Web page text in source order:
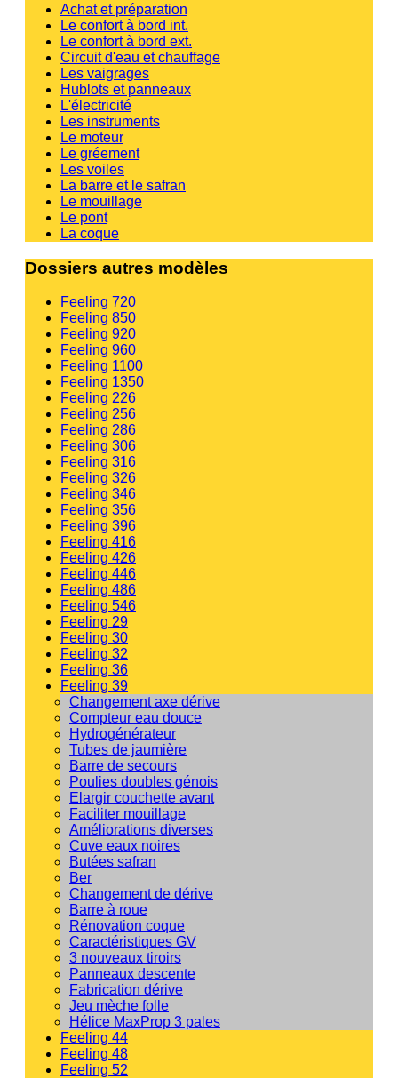
Achat et préparation
Le confort à bord int.
Le confort à bord ext.
Circuit d'eau et chauffage
Les vaigrages
Hublots et panneaux
L'électricité
Les instruments
Le moteur
Le gréement
Les voiles
La barre et le safran
Le mouillage
Le pont
La coque
Dossiers autres modèles
Feeling 720
Feeling 850
Feeling 920
Feeling 960
Feeling 1100
Feeling 1350
Feeling 226
Feeling 256
Feeling 286
Feeling 306
Feeling 316
Feeling 326
Feeling 346
Feeling 356
Feeling 396
Feeling 416
Feeling 426
Feeling 446
Feeling 486
Feeling 546
Feeling 29
Feeling 30
Feeling 32
Feeling 36
Feeling 39
Changement axe dérive
Compteur eau douce
Hydrogénérateur
Tubes de jaumière
Barre de secours
Poulies doubles génois
Elargir couchette avant
Faciliter mouillage
Améliorations diverses
Cuve eaux noires
Butées safran
Ber
Changement de dérive
Barre à roue
Rénovation coque
Caractéristiques GV
3 nouveaux tiroirs
Panneaux descente
Fabrication dérive
Jeu mèche folle
Hélice MaxProp 3 pales
Feeling 44
Feeling 48
Feeling 52